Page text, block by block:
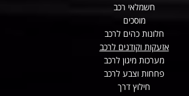
חשמלאי רכב
מוסכים
חלונות כהים לרכב
אזעקות וקודנים לרכב
מערכות מיגון לרכב
פחחות וצבע לרכב
חילוץ דרך